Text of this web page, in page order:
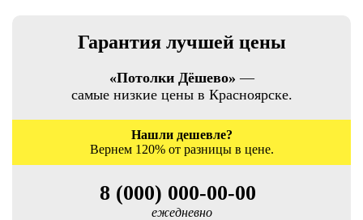
Гарантия лучшей цены
«Потолки Дёшево» —
самые низкие цены в Красноярске.
Нашли дешевле?
Вернем 120% от разницы в цене.
8 (000) 000-00-00
ежедневно